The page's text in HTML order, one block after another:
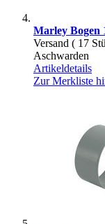
Marley Bogen
Versand ( 17
Aschwarden
Artikeldetails
Zur Merkliste